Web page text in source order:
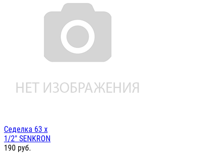
Седелка 63 х
1/2" SENKRON
190 руб.